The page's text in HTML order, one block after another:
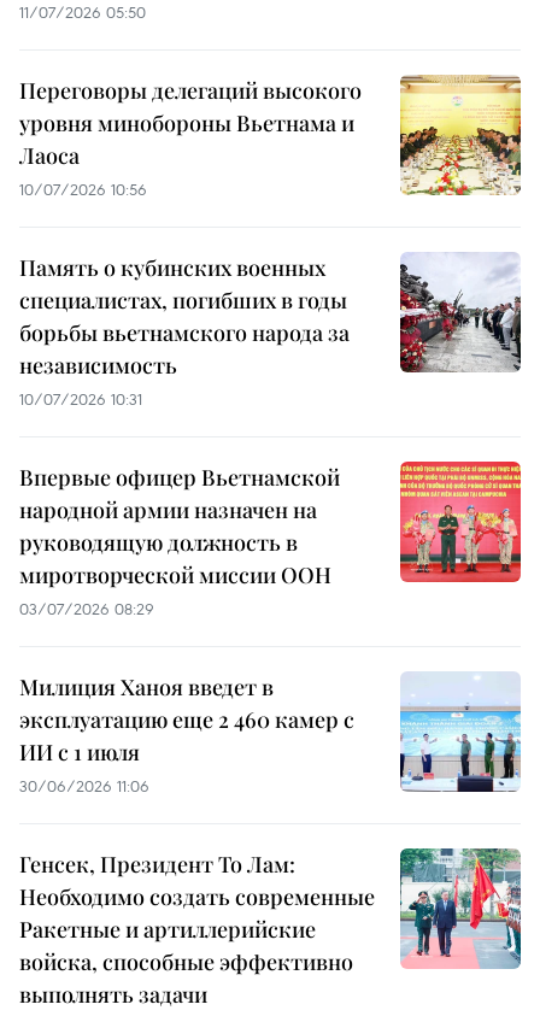
11/07/2026 05:50
Переговоры делегаций высокого
уровня минобороны Вьетнама и
Лаоса
10/07/2026 10:56
Память о кубинских военных
специалистах, погибших в годы
борьбы вьетнамского народа за
независимость
10/07/2026 10:31
Впервые офицер Вьетнамской
народной армии назначен на
руководящую должность в
миротворческой миссии ООН
03/07/2026 08:29
Милиция Ханоя введет в
эксплуатацию еще 2 460 камер с
ИИ с 1 июля
30/06/2026 11:06
Генсек, Президент То Лам:
Необходимо создать современные
Ракетные и артиллерийские
войска, способные эффективно
выполнять задачи